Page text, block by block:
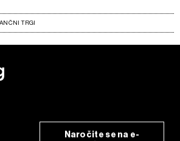
TRGI
Naročite se na e-